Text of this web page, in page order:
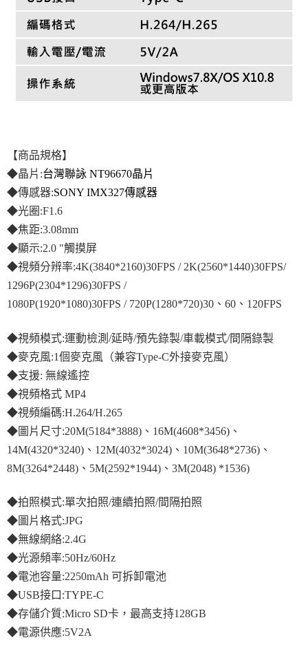
【商品規格】
◆晶片:台灣聯詠 NT96670晶片
◆傳感器:SONY IMX327傳感器
◆光圈:F1.6
◆焦距:3.08mm
◆顯示:2.0 "觸摸屏
◆視頻分辨率:4K(3840*2160)30FPS / 2K(2560*1440)30FPS/
1296P(2304*1296)30FPS /
1080P(1920*1080)30FPS / 720P(1280*720)30、60、120FPS
◆視頻模式:運動檢測/延時/預先錄製/車載模式/間隔錄製
◆麥克風:1個麥克風（兼容Type-C外接麥克風）
◆支援: 無線遙控
◆視頻格式 MP4
◆視頻編碼:H.264/H.265
◆圖片尺寸:20M(5184*3888)、16M(4608*3456)、
14M(4320*3240)、12M(4032*3024)、10M(3648*2736)、
8M(3264*2448)、5M(2592*1944)、3M(2048) *1536)
◆拍照模式:單次拍照/連續拍照/間隔拍照
◆圖片格式:JPG
◆無線網絡:2.4G
◆光源頻率:50Hz/60Hz
◆電池容量:2250mAh 可拆卸電池
◆USB接口:TYPE-C
◆存儲介質:Micro SD卡，最高支持128GB
◆電源供應:5V2A